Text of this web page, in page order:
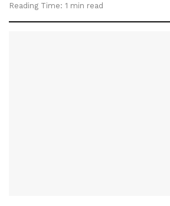
Reading Time: 1 min read